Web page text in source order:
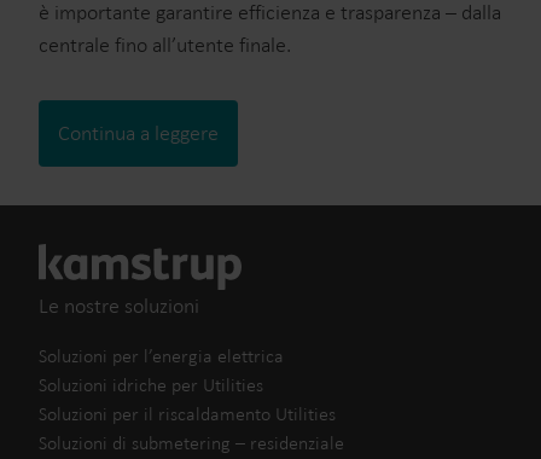
è importante garantire efficienza e trasparenza – dalla
centrale fino all’utente finale.
Continua a leggere
Le nostre soluzioni
Soluzioni per l’energia elettrica
Soluzioni idriche per Utilities
Soluzioni per il riscaldamento Utilities
Soluzioni di submetering – residenziale